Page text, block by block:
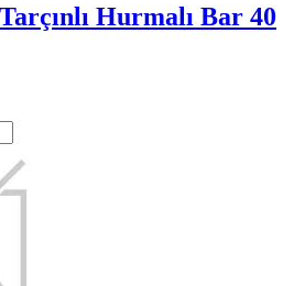
Hurmalı Bar 40